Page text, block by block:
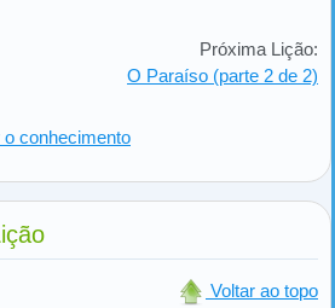
conhecimento
Próxima Lição:
O Paraíso (parte 2 de 2)
Voltar ao topo